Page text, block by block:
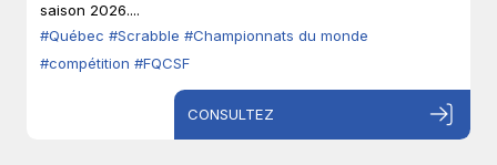
saison 2026....
#Québec #Scrabble #Championnats du monde
#compétition #FQCSF
CONSULTEZ